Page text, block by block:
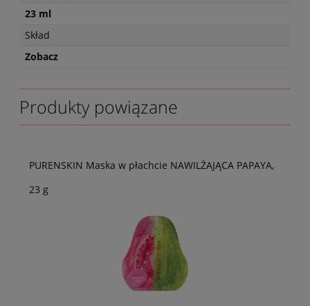
23 ml
Skład
Zobacz
Produkty powiązane
PURENSKIN Maska w płachcie NAWILŻAJĄCA PAPAYA,
23 g